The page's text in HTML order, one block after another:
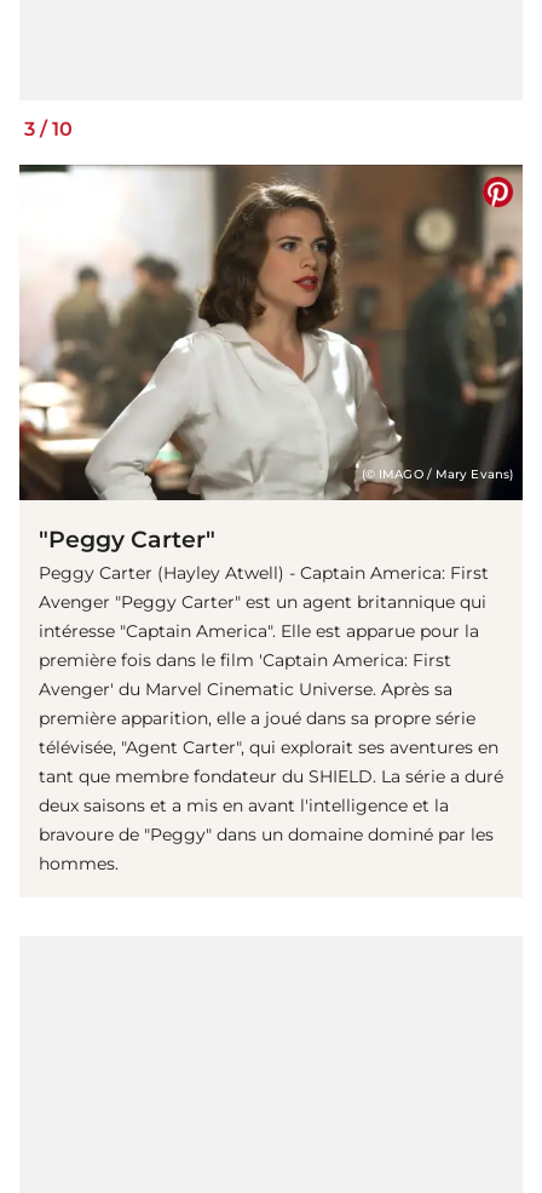
3 / 10
(© IMAGO / Mary Evans)
"Peggy Carter"
Peggy Carter (Hayley Atwell) - Captain America: First
Avenger "Peggy Carter" est un agent britannique qui
intéresse "Captain America". Elle est apparue pour la
première fois dans le film 'Captain America: First
Avenger' du Marvel Cinematic Universe. Après sa
première apparition, elle a joué dans sa propre série
télévisée, "Agent Carter", qui explorait ses aventures en
tant que membre fondateur du SHIELD. La série a duré
deux saisons et a mis en avant l'intelligence et la
bravoure de "Peggy" dans un domaine dominé par les
hommes.